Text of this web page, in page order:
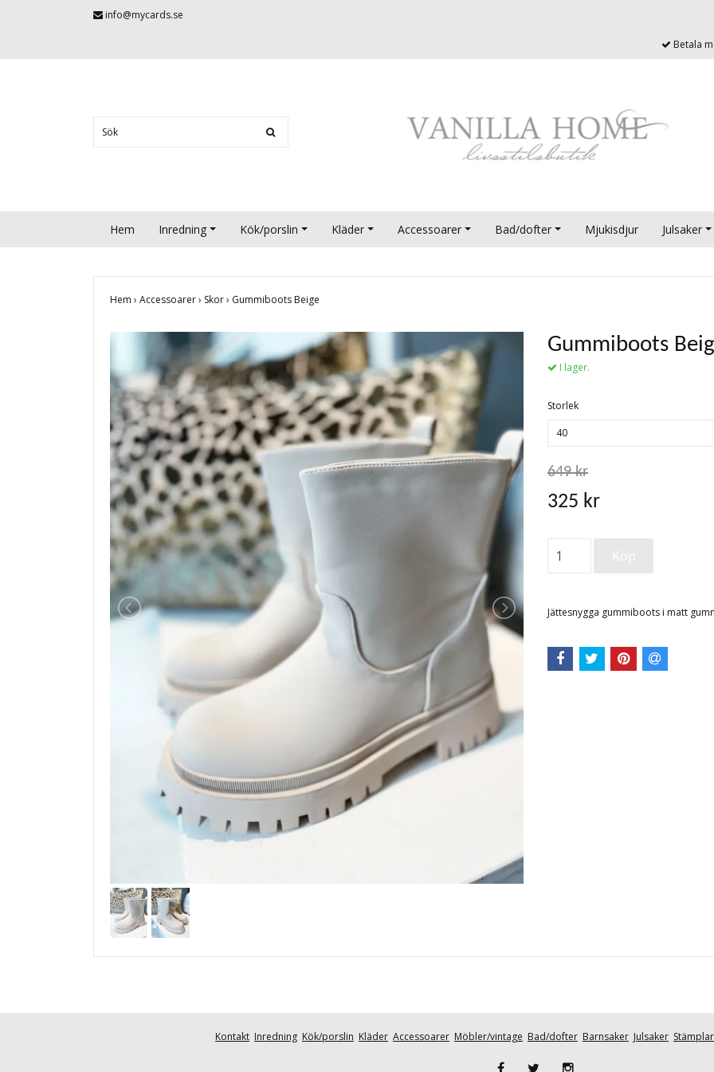
info@mycards.se
Betala
Hem Inredning Kök/porslin Kläder Accessoarer Bad/dofter Mjukisdjur Julsaker
Hem › Accessoarer› Skor› Gummiboots Beige
Gummiboots
I lager.
Storlek
40
649 kr
325 kr
Jättesnygga gummiboots i matt
Kontakt Inredning Kök/porslin Kläder Accessoarer Möbler/vintage Bad/dofter Barnsaker Julsaker Stämplar